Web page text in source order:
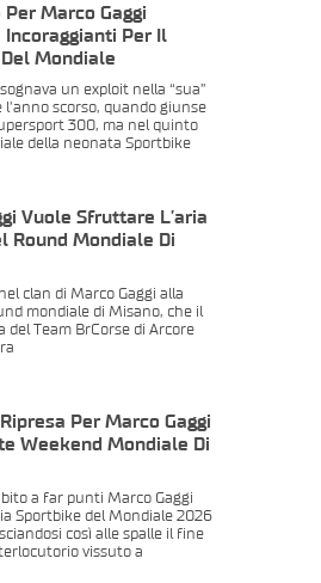
Per Marco Gaggi
Incoraggianti Per Il
Mondiale
un exploit nella “sua”
l’anno scorso, quando giunse
300, ma nel quinto
della neonata Sportbike
Vuole Sfruttare L’aria
Round Mondiale Di
clan di Marco Gaggi alla
mondiale di Misano, che il
del Team BrCorse di Arcore
Per Marco Gaggi
Weekend Mondiale Di
a far punti Marco Gaggi
Sportbike del Mondiale 2026
così alle spalle il fine
vissuto a